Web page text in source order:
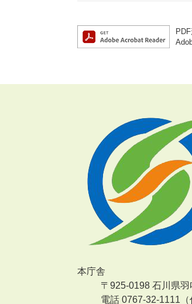
本庁舎
〒925-0198 石川県
電話 0767-32-1111（